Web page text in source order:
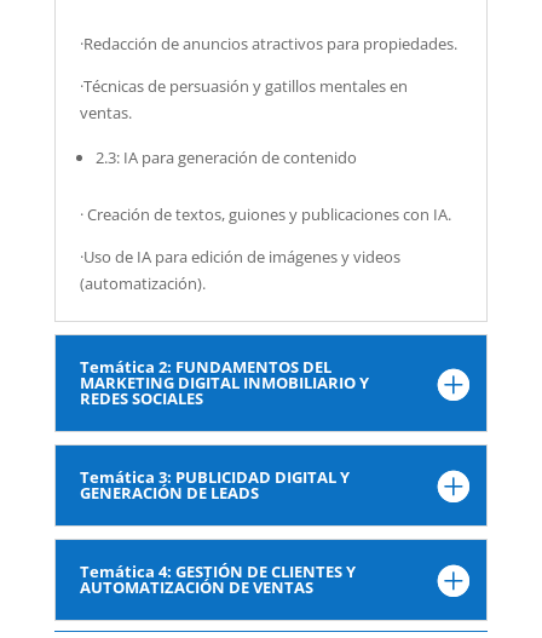
·Redacción de anuncios atractivos para propiedades.
·Técnicas de persuasión y gatillos mentales en
ventas.
2.3: IA para generación de contenido
· Creación de textos, guiones y publicaciones con IA.
·Uso de IA para edición de imágenes y videos
(automatización).
Temática 2: FUNDAMENTOS DEL
MARKETING DIGITAL INMOBILIARIO Y
REDES SOCIALES
Temática 3: PUBLICIDAD DIGITAL Y
GENERACIÓN DE LEADS
Temática 4: GESTIÓN DE CLIENTES Y
AUTOMATIZACIÓN DE VENTAS